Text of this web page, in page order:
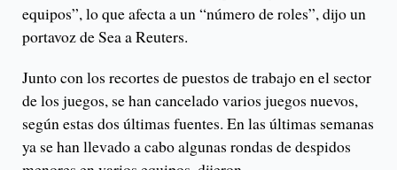
equipos”, lo que afecta a un “número de roles”, dijo un
portavoz de Sea a Reuters.
Junto con los recortes de puestos de trabajo en el sector
de los juegos, se han cancelado varios juegos nuevos,
según estas dos últimas fuentes. En las últimas semanas
ya se han llevado a cabo algunas rondas de despidos